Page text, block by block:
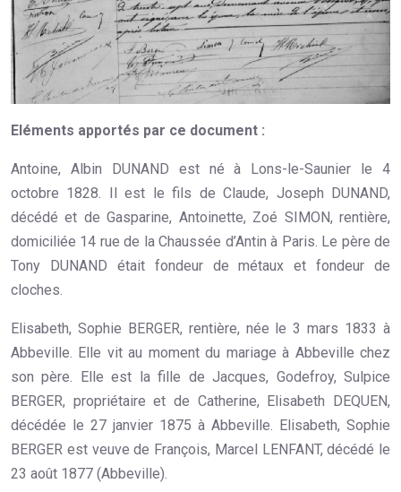
Eléments apportés par ce document :
Antoine, Albin DUNAND est né à Lons-le-Saunier le 4
octobre 1828. Il est le fils de Claude, Joseph DUNAND,
décédé et de Gasparine, Antoinette, Zoé SIMON, rentière,
domiciliée 14 rue de la Chaussée d’Antin à Paris. Le père de
Tony DUNAND était fondeur de métaux et fondeur de
cloches.
Elisabeth, Sophie BERGER, rentière, née le 3 mars 1833 à
Abbeville. Elle vit au moment du mariage à Abbeville chez
son père. Elle est la fille de Jacques, Godefroy, Sulpice
BERGER, propriétaire et de Catherine, Elisabeth DEQUEN,
décédée le 27 janvier 1875 à Abbeville. Elisabeth, Sophie
BERGER est veuve de François, Marcel LENFANT, décédé le
23 août 1877 (Abbeville).